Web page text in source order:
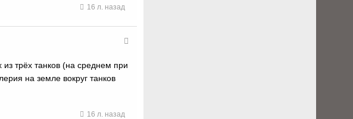
16 л. назад
трёх танков (на среднем при
на земле вокруг танков
16 л. назад